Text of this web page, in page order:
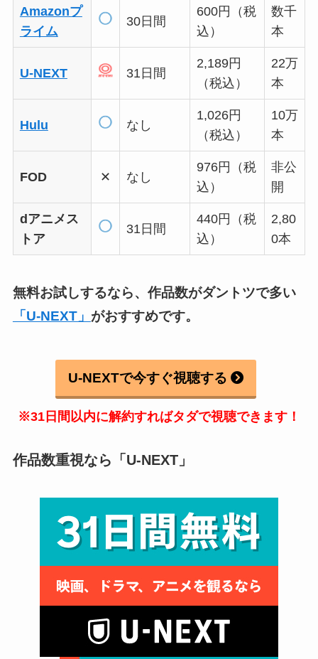
Amazonプ
ライム
30日間
600円（税
込）
数千
本
U-NEXT 31日間
2,189円
（税込）
22万
本
Hulu なし
1,026円
（税込）
10万
本
FOD ✕ なし
976円（税
込）
非公
開
dアニメス
トア
31日間
440円（税
込）
2,80
0本
無料お試しするなら、作品数がダントツで多い
「U-NEXT」 がおすすめです。
U-NEXTで今すぐ視聴する
※31日間以内に解約すればタダで視聴できます！
作品数重視なら「U-NEXT」